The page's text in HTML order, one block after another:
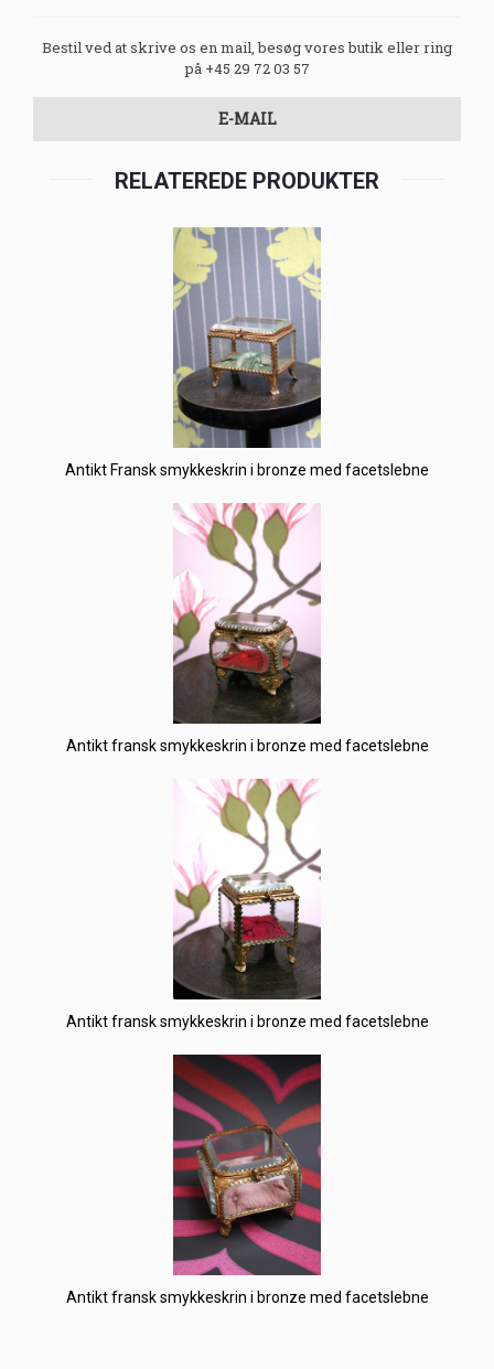
Bestil ved at skrive os en mail, besøg vores butik eller ring
på +45 29 72 03 57
E-MAIL
RELATEREDE PRODUKTER
Antikt Fransk smykkeskrin i bronze med facetslebne
Antikt fransk smykkeskrin i bronze med facetslebne
Antikt fransk smykkeskrin i bronze med facetslebne
Antikt fransk smykkeskrin i bronze med facetslebne